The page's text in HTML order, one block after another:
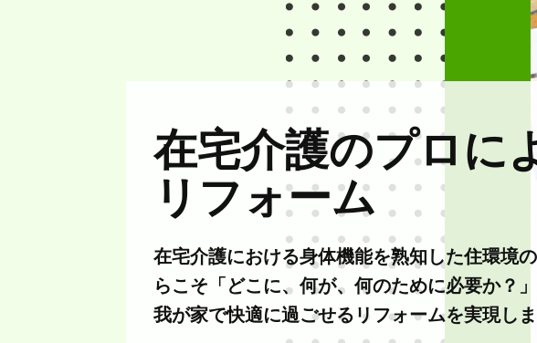
在宅介護のプロに
リフォーム
在宅介護における身体機能を熟知した住環境
らこそ「どこに、何が、何のために必要か？」
我が家で快適に過ごせるリフォームを実現し